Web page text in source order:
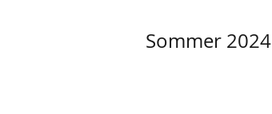
Sommer 2024